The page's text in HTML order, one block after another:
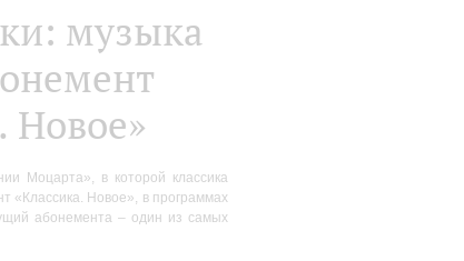
музыка
Новое»
Моцарта», в которой классика
«Классика. Новое», в программах
абонемента – один из самых